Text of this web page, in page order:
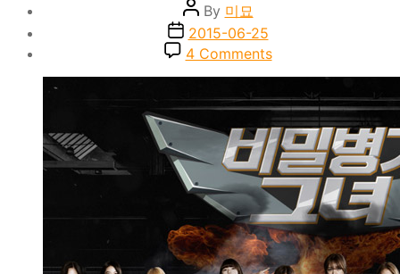
Post
author
By 미묘
Post
date
2015-06-25
4 Commentson
‘덕
후
몰
이
버
라
이
어
티’